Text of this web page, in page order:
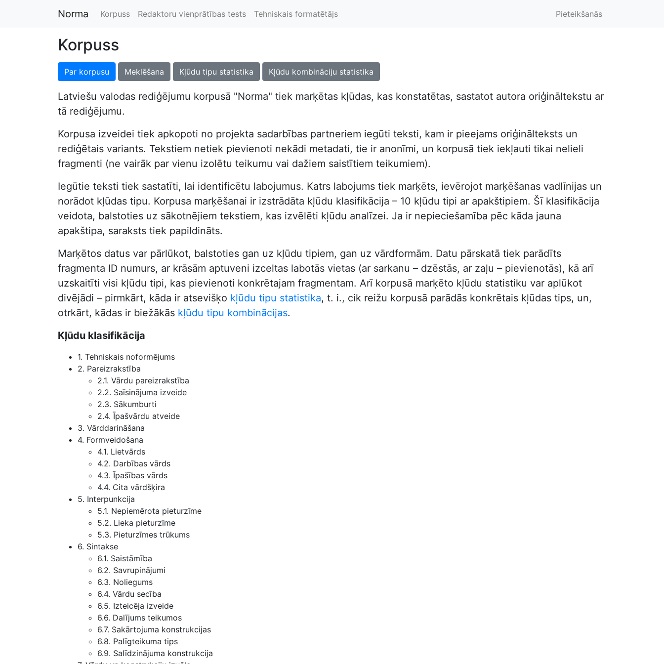
Norma Korpuss Redaktoru vienprātības tests Tehniskais formatētājs Pieteikšanās
Korpuss
Par korpusu Meklēšana Kļūdu tipu statistika Kļūdu kombināciju statistika
Latviešu valodas rediģējumu korpusā "Norma" tiek marķētas kļūdas, kas konstatētas, sastatot autora oriģināltekstu ar
tā rediģējumu.
Korpusa izveidei tiek apkopoti no projekta sadarbības partneriem iegūti teksti, kam ir pieejams oriģinālteksts un
rediģētais variants. Tekstiem netiek pievienoti nekādi metadati, tie ir anonīmi, un korpusā tiek iekļauti tikai nelieli
fragmenti (ne vairāk par vienu izolētu teikumu vai dažiem saistītiem teikumiem).
Iegūtie teksti tiek sastatīti, lai identificētu labojumus. Katrs labojums tiek marķēts, ievērojot marķēšanas vadlīnijas un
norādot kļūdas tipu. Korpusa marķēšanai ir izstrādāta kļūdu klasifikācija – 10 kļūdu tipi ar apakštipiem. Šī klasifikācija
veidota, balstoties uz sākotnējiem tekstiem, kas izvēlēti kļūdu analīzei. Ja ir nepieciešamība pēc kāda jauna
apakštipa, saraksts tiek papildināts.
Marķētos datus var pārlūkot, balstoties gan uz kļūdu tipiem, gan uz vārdformām. Datu pārskatā tiek parādīts
fragmenta ID numurs, ar krāsām aptuveni izceltas labotās vietas (ar sarkanu – dzēstās, ar zaļu – pievienotās), kā arī
uzskaitīti visi kļūdu tipi, kas pievienoti konkrētajam fragmentam. Arī korpusā marķēto kļūdu statistiku var aplūkot
divējādi – pirmkārt, kāda ir atsevišķo kļūdu tipu statistika, t. i., cik reižu korpusā parādās konkrētais kļūdas tips, un,
otrkārt, kādas ir biežākās kļūdu tipu kombinācijas.
Kļūdu klasifikācija
1. Tehniskais noformējums
2. Pareizrakstība
2.1. Vārdu pareizrakstība
2.2. Saīsinājuma izveide
2.3. Sākumburti
2.4. Īpašvārdu atveide
3. Vārddarināšana
4. Formveidošana
4.1. Lietvārds
4.2. Darbības vārds
4.3. Īpašības vārds
4.4. Cita vārdšķira
5. Interpunkcija
5.1. Nepiemērota pieturzīme
5.2. Lieka pieturzīme
5.3. Pieturzīmes trūkums
6. Sintakse
6.1. Saistāmība
6.2. Savrupinājumi
6.3. Noliegums
6.4. Vārdu secība
6.5. Izteicēja izveide
6.6. Dalījums teikumos
6.7. Sakārtojuma konstrukcijas
6.8. Palīgteikuma tips
6.9. Salīdzinājuma konstrukcija